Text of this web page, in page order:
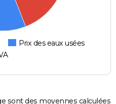
Prix des eaux usées
sont des moyennes calculées